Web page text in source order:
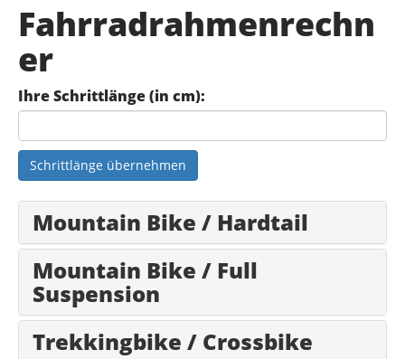
Fahrradrahmenrechn
er
Ihre Schrittlänge (in cm):
Schrittlänge übernehmen
Mountain Bike / Hardtail
Mountain Bike / Full
Suspension
Trekkingbike / Crossbike